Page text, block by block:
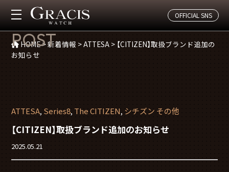
OFFICIAL SNS
投稿
POST
HOME>新着情報 >ATTESA > 【CITIZEN】取扱ブランド追加の
お知らせ
ATTESA, Series8, The CITIZEN, シチズン その他
【CITIZEN】取扱ブランド追加のお知らせ
2025.05.21